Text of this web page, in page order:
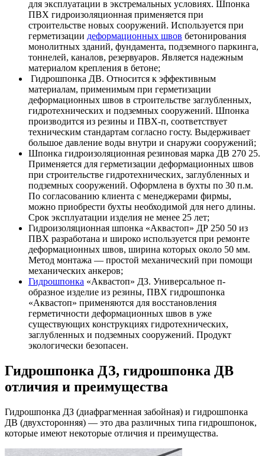
для эксплуатации в экстремальных условиях. Шпонка
ПВХ гидроизоляционная применяется при
строительстве новых сооружений. Используется при
герметизации деформационных швов бетонирования
монолитных зданий, фундамента, подземного паркинга,
тоннелей, каналов, резервуаров. Является надежным
материалом крепления в бетоне;
Гидрошпонка ДВ. Относится к эффективным
материалам, применимым при герметизации
деформационных швов в строительстве заглубленных,
гидротехнических и подземных сооружений. Шпонка
производится из резины и ПВХ-п, соответствует
техническим стандартам согласно госту. Выдерживает
большое давление воды внутри и снаружи сооружений;
Шпонка гидроизоляционная резиновая марка ДВ 270 25.
Применяется для герметизации деформационных швов
при строительстве гидротехнических, заглубленных и
подземных сооружений. Оформлена в бухты по 30 п.м.
По согласованию клиента с менеджерами фирмы,
можно приобрести бухты необходимой для него длины.
Срок эксплуатации изделия не менее 25 лет;
Гидроизоляционная шпонка «Аквастоп» ДР 250 50 из
ПВХ разработана и широко используется при ремонте
деформационных швов, ширина которых около 50 мм.
Метод монтажа — простой механический при помощи
механических анкеров;
Гидрошпонка «Аквастоп» ДЗ. Универсальное п-
образное изделие из резины, ПВХ гидрошпонка
«Аквастоп» применяются для восстановления
герметичности деформационных швов в уже
существующих конструкциях гидротехнических,
заглубленных и подземных сооружений. Продукт
экологически безопасен.
Гидрошпонка ДЗ, гидрошпонка ДВ
отличия и преимущества
Гидрошпонка ДЗ (диафрагменная забойная) и гидрошпонка
ДВ (двухсторонняя) — это два различных типа гидрошпонок,
которые имеют некоторые отличия и преимущества.